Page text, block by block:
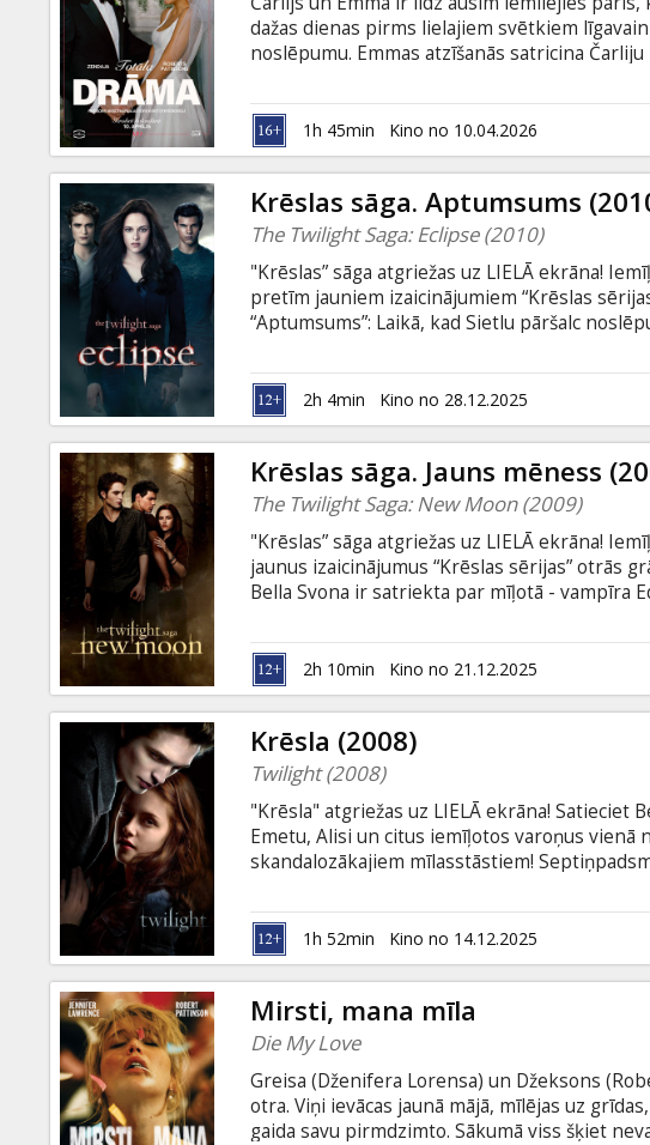
dažas dienas pirms lielajiem svētkiem
noslēpumu. Emmas atzīšanās satricina
pārvērsties negaidītā, smieklīgā un
valodā ar subtitriem latviešu un krievu valodā.
1h 45min Kino no 10.04.2026
Krēslas sāga. Aptumsums
The Twilight Saga: Eclipse (2010)
"Krēslas” sāga atgriežas uz LIELĀ ekrāna!
pretīm jauniem izaicinājumiem “Krēslas
“Aptumsums”: Laikā, kad Sietlu pāršalc
beidzot ir jāizvēlas starp Edvardu un
uzliesmot mūžsenajam vampīru un vilkaču
tuvojas arī izlaiduma vakars, un Bellai
nāve. Tikai kas būtu dzīvība un kas – nāve?
2h 4min Kino no 28.12.2025
Krēslas sāga. Jauns mēness
The Twilight Saga: New Moon (2009)
"Krēslas” sāga atgriežas uz LIELĀ ekrāna!
jaunus izaicinājumus “Krēslas sērijas” otrās
Bella Svona ir satriekta par mīļotā - vampīra
Negaidot viņa tiek ierauta vampīru izseno
pārbaudījums Bellas uzticībai. Filma angļu
valodā.
2h 10min Kino no 21.12.2025
Krēsla (2008)
Twilight (2008)
"Krēsla" atgriežas uz LIELĀ ekrāna! Satieciet
Emetu, Alisi un citus iemīļotos varoņus vienā
skandalozākajiem mīlasstāstiem!
izrādās, nāk no vampīru ģimenes, kas
vampīrā – vai tas ir biedējoši? Tas ir
beigties labi, īpaši mūžīgajā vampīru klanu
tevi par ienaidnieku.
1h 52min Kino no 14.12.2025
Mirsti, mana mīla
Die My Love
Greisa (Dženifera Lorensa) un Džeksons
otra. Viņi ievācas jaunā mājā, mīlējas uz
gaida savu pirmdzimto. Sākumā viss šķiet